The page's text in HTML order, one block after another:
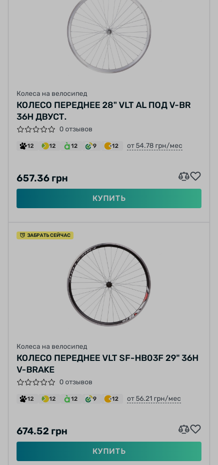
Колеса на велосипед
КОЛЕСО ПЕРЕДНЕЕ 28" VLT AL ПОД V-BR
36H ДВУСТ.
0 отзывов
12 12 12 9 12 от 54.78 грн/мес
657.36 грн
КУПИТЬ
ЗАБРАТЬ СЕЙЧАС
Колеса на велосипед
КОЛЕСО ПЕРЕДНЕЕ VLT SF-HB03F 29" 36H
V-BRAKE
0 отзывов
12 12 12 9 12 от 56.21 грн/мес
674.52 грн
КУПИТЬ